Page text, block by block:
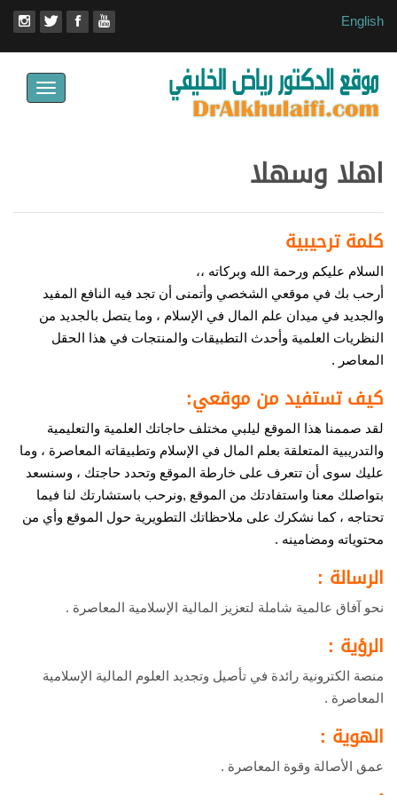
English
Toggle
اهلا وسهلا
كلمة ترحيبية
السلام عليكم ورحمة الله وبركاته ،،
أرحب بك في موقعي الشخصي وأتمنى أن تجد فيه النافع المفيد
والجديد في ميدان علم المال في الإسلام ، وما يتصل بالجديد من
النظريات العلمية وأحدث التطبيقات والمنتجات في هذا الحقل
المعاصر .
كيف تستفيد من موقعي:
لقد صممنا هذا الموقع ليلبي مختلف حاجاتك العلمية والتعليمية
والتدريبية المتعلقة بعلم المال في الإسلام وتطبيقاته المعاصرة ، وما
عليك سوى أن تتعرف على خارطة الموقع وتحدد حاجتك ، وسنسعد
بتواصلك معنا واستفادتك من الموقع ,ونرحب باستشارتك لنا فيما
تحتاجه ، كما نشكرك على ملاحظاتك التطويرية حول الموقع وأي من
محتوياته ومضامينه .
الرسالة :
نحو آفاق عالمية شاملة لتعزيز المالية الإسلامية المعاصرة .
الرؤية :
منصة الكترونية رائدة في تأصيل وتجديد العلوم المالية الإسلامية
المعاصرة .
الهوية :
عمق الأصالة وقوة المعاصرة .